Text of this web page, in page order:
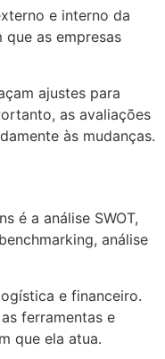
e interno da
as empresas
ajustes para
as avaliações
às mudanças.
é a análise SWOT,
análise
e financeiro.
ferramentas e
que ela atua.